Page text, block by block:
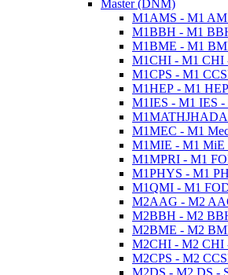
Master (DNM)
M1AMS - M1
M1BBH - M1
M1BME - M1
M1CHI - M1 CHI
M1CPS - M1
M1HEP - M1 HEP
M1IES - M1 IES -
M1MATHJHADA
M1MEC - M1
M1MIE - M1 MiE
M1MPRI - M1
M1PHYS - M1
M1QMI - M1
M2AAG - M2
M2BBH - M2
M2BME - M2
M2CHI - M2 CHI
M2CPS - M2
M2DS - M2 DS -